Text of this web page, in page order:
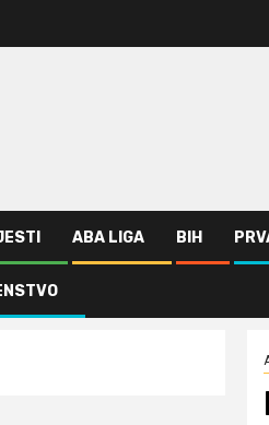
ABA LIGA BIH
iz razvojnog tima